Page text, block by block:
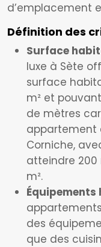
d’emplacement
Définition des
Surface
luxe à Sète
surface
m² et
de mètres
appartement
Corniche,
atteindre 200
m².
Équipements
des
que des